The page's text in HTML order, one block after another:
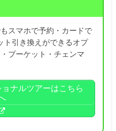
スマホで予約・カードで
ト引き換えができるオプ
プーケット・チェンマ
ナルツアーはこちら